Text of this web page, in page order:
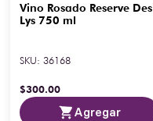
Vino Rosado Reserve Des
Lys 750 ml
SKU: 36168
$300.00
Agregar